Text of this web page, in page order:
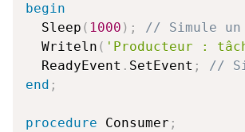
begin
  Sleep
( 1000 ) ;
// Simule
  Writeln
( 'Producteur :
  ReadyEvent
. SetEvent ;
//
end ;
procedure Consumer ;